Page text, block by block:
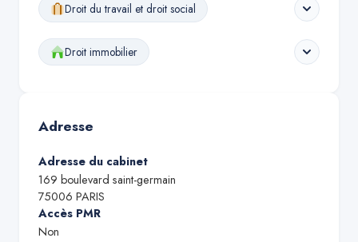
Droit du travail et droit social
Droit immobilier
Adresse
Adresse du cabinet
169 boulevard saint-germain
75006 PARIS
Accès PMR
Non